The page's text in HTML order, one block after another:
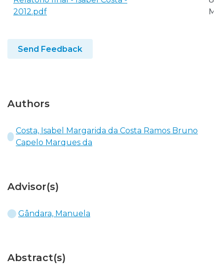
2012.pdf
Send Feedback
Authors
Costa, Isabel Margarida da Costa Ramos Bruno
Capelo Marques da
Advisor(s)
Gândara, Manuela
Abstract(s)